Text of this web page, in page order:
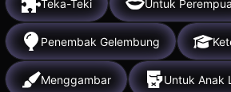
Teka-Teki Untuk
Penembak Gelembung
Menggambar Untuk Anak